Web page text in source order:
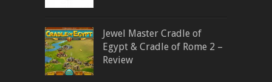
Jewel Master Cradle of
Egypt & Cradle of Rome 2 –
Review